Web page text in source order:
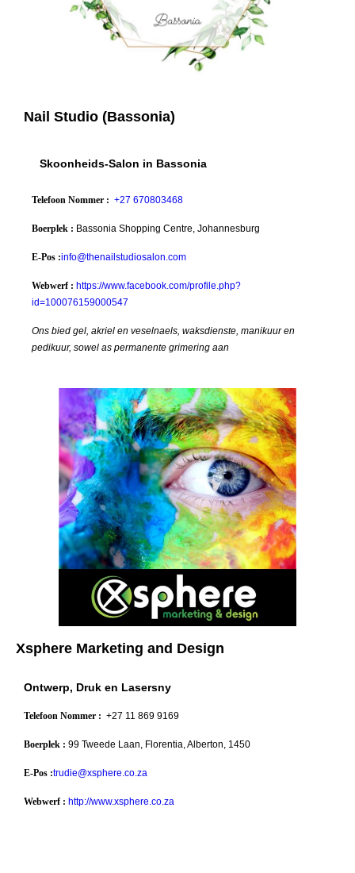
Nail Studio (Bassonia)
Skoonheids-Salon in Bassonia
Telefoon Nommer : +27 670803468
Boerplek : Bassonia Shopping Centre, Johannesburg
E-Pos :info@thenailstudiosalon.com
Webwerf : https://www.facebook.com/profile.php?
id=100076159000547
Ons bied gel, akriel en veselnaels, waksdienste, manikuur en
pedikuur, sowel as permanente grimering aan
Xsphere Marketing and Design
Ontwerp, Druk en Lasersny
Telefoon Nommer : +27 11 869 9169
Boerplek : 99 Tweede Laan, Florentia, Alberton, 1450
E-Pos :trudie@xsphere.co.za
Webwerf : http://www.xsphere.co.za